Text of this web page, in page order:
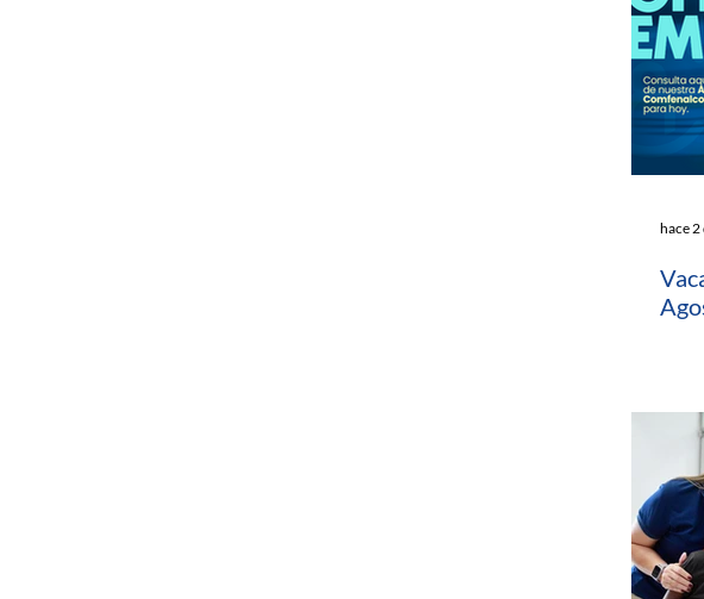
hace 2